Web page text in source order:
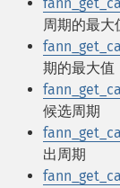
周期的最大
期的最大值
候选周期
出周期